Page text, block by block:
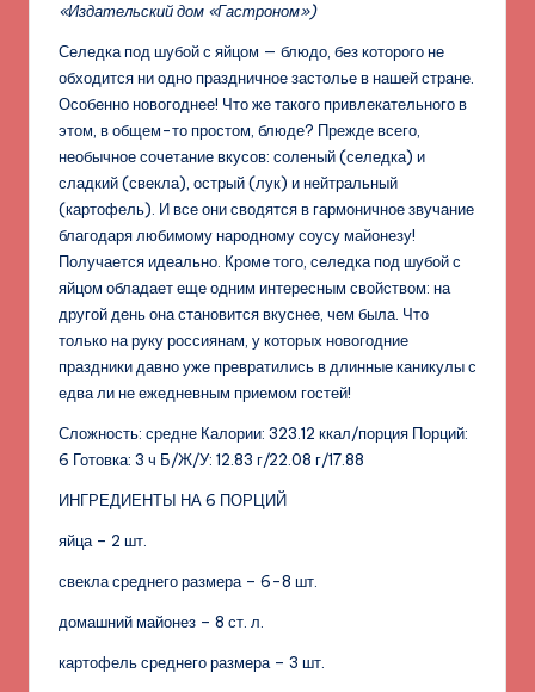
«Издательский дом «Гастроном»)
Селедка под шубой с яйцом — блюдо, без которого не
обходится ни одно праздничное застолье в нашей стране.
Особенно новогоднее! Что же такого привлекательного в
этом, в общем-то простом, блюде? Прежде всего,
необычное сочетание вкусов: соленый (селедка) и
сладкий (свекла), острый (лук) и нейтральный
(картофель). И все они сводятся в гармоничное звучание
благодаря любимому народному соусу майонезу!
Получается идеально. Кроме того, селедка под шубой с
яйцом обладает еще одним интересным свойством: на
другой день она становится вкуснее, чем была. Что
только на руку россиянам, у которых новогодние
праздники давно уже превратились в длинные каникулы с
едва ли не ежедневным приемом гостей!
Сложность: средне Калории: 323.12 ккал/порция Порций:
6 Готовка: 3 ч Б/Ж/У: 12.83 г/22.08 г/17.88
ИНГРЕДИЕНТЫ НА 6 ПОРЦИЙ
яйца – 2 шт.
свекла среднего размера – 6-8 шт.
домашний майонез – 8 ст. л.
картофель среднего размера – 3 шт.